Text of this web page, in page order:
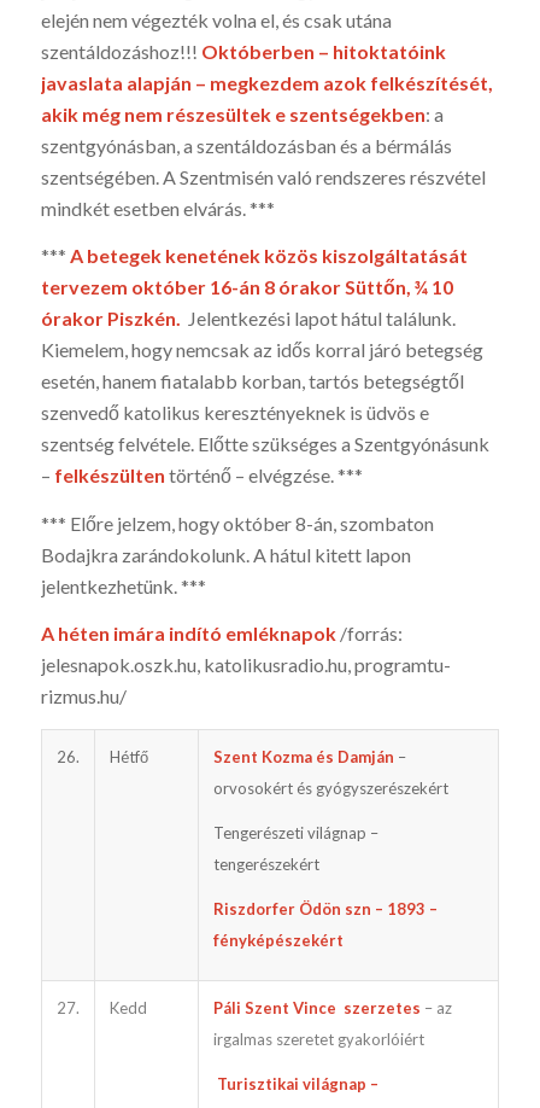
elején nem végezték volna el, és csak utána
szentáldozáshoz!!! Októberben – hitoktatóink
javaslata alapján – megkezdem azok felkészítését,
akik még nem részesültek e szentségekben: a
szentgyónásban, a szentáldozásban és a bérmálás
szentségében. A Szentmisén való rendszeres részvétel
mindkét esetben elvárás. ***
*** A betegek kenetének közös kiszolgáltatását
tervezem október 16-án 8 órakor Süttőn, ¾ 10
órakor Piszkén. Jelentkezési lapot hátul találunk.
Kiemelem, hogy nemcsak az idős korral járó betegség
esetén, hanem fiatalabb korban, tartós betegségtől
szenvedő katolikus keresztényeknek is üdvös e
szentség felvétele. Előtte szükséges a Szentgyónásunk
– felkészülten történő – elvégzése. ***
*** Előre jelzem, hogy október 8-án, szombaton
Bodajkra zarándokolunk. A hátul kitett lapon
jelentkezhetünk. ***
A héten imára indító emléknapok/forrás:
jelesnapok.oszk.hu, katoli­kusradio.hu, programtu­
rizmus.hu/
26. Hétfő Szent Kozma és Damján –
orvosokért és gyógyszerészekért
Tengerészeti világnap –
tengerészekért
Riszdorfer Ödön szn – 1893 –
fényképészekért
27. Kedd Páli Szent Vince szerzetes – az
irgalmas szeretet gyakorlóiért
Turisztikai világnap –